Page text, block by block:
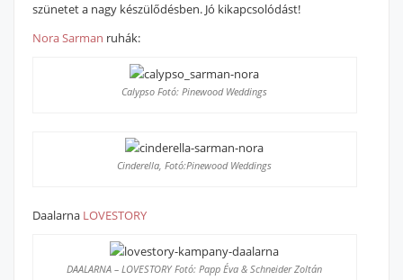
szünetet a nagy készülődésben. Jó kikapcsolódást!
Nora Sarman ruhák:
Calypso Fotó: Pinewood Weddings
Cinderella, Fotó:Pinewood Weddings
Daalarna LOVESTORY
DAALARNA – LOVESTORY Fotó: Papp Éva & Schneider Zoltán